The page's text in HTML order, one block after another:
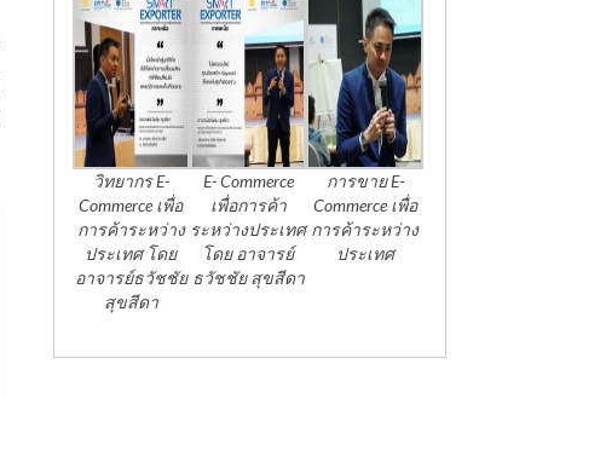
วิทยากร E-
Commerce เพื่อ
การค้าระหว่าง
ประเทศ โดย
อาจารย์ธวัชชัย
สุขสีดา
E- Commerce
เพื่อการค้า
ระหว่างประเทศ
โดย อาจารย์
ธวัชชัย สุขสีดา
การขาย E-
Commerce เพื่อ
การค้าระหว่าง
ประเทศ